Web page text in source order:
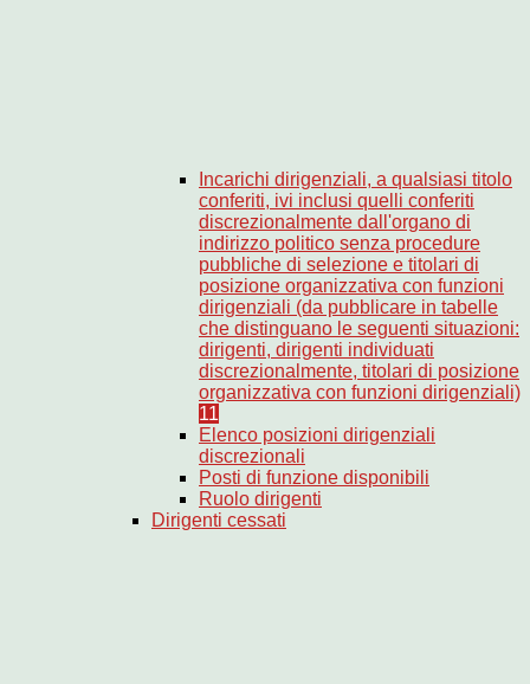
Incarichi dirigenziali, a qualsiasi titolo
conferiti, ivi inclusi quelli conferiti
discrezionalmente dall'organo di
indirizzo politico senza procedure
pubbliche di selezione e titolari di
posizione organizzativa con funzioni
dirigenziali (da pubblicare in tabelle
che distinguano le seguenti situazioni:
dirigenti, dirigenti individuati
discrezionalmente, titolari di posizione
organizzativa con funzioni dirigenziali)
11
Elenco posizioni dirigenziali
discrezionali
Posti di funzione disponibili
Ruolo dirigenti
Dirigenti cessati